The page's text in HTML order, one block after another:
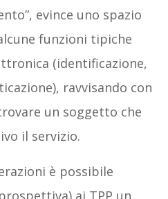
evince uno spazio
funzioni tipiche
(identificazione,
ravvisando con
un soggetto che
il servizio.
è possibile